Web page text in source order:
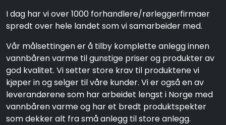
I dag har vi over 1000 forhandlere/rørleggerfirmaer
spredt over hele landet som vi samarbeider med.
Vår målsettingen er å tilby komplette anlegg innen
vannbåren varme til gunstige priser og produkter av
god kvalitet. Vi setter store krav til produktene vi
kjøper in og selger til våre kunder. Vi er også en av
leverandørene som har arbeidet lengst i Norge med
vannbåren varme og har et bredt produktspekter
som dekker alt fra små anlegg til store anlegg.